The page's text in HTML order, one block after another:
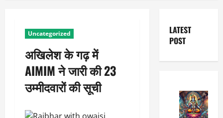
Uncategorized
अखिलेश के गढ़ में
AIMIM ने जारी की 23
उम्मीदवारों की सूची
LATEST
POST